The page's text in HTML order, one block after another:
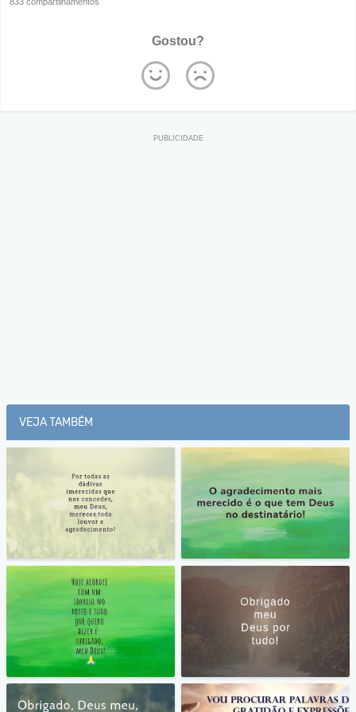
833 compartilhamentos
Gostou?
VEJA TAMBÉM